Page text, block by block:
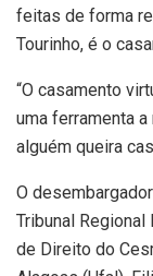
feitas de forma
Tourinho, é o
“O casamento
uma ferramenta
alguém queira
O
Tribunal
de Direito do